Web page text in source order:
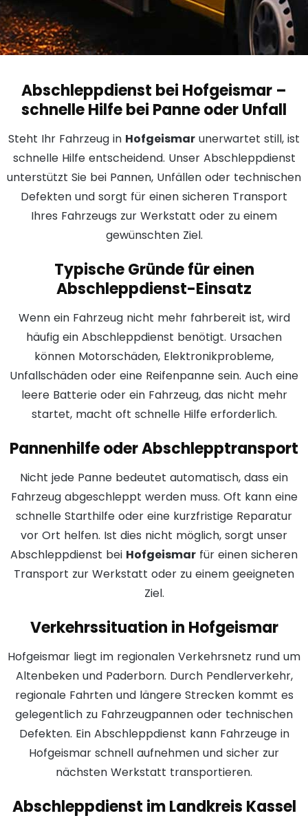
Abschleppdienst bei Hofgeismar –
schnelle Hilfe bei Panne oder Unfall
Steht Ihr Fahrzeug in Hofgeismar unerwartet still, ist
schnelle Hilfe entscheidend. Unser Abschleppdienst
unterstützt Sie bei Pannen, Unfällen oder technischen
Defekten und sorgt für einen sicheren Transport
Ihres Fahrzeugs zur Werkstatt oder zu einem
gewünschten Ziel.
Typische Gründe für einen
Abschleppdienst-Einsatz
Wenn ein Fahrzeug nicht mehr fahrbereit ist, wird
häufig ein Abschleppdienst benötigt. Ursachen
können Motorschäden, Elektronikprobleme,
Unfallschäden oder eine Reifenpanne sein. Auch eine
leere Batterie oder ein Fahrzeug, das nicht mehr
startet, macht oft schnelle Hilfe erforderlich.
Pannenhilfe oder Abschlepptransport
Nicht jede Panne bedeutet automatisch, dass ein
Fahrzeug abgeschleppt werden muss. Oft kann eine
schnelle Starthilfe oder eine kurzfristige Reparatur
vor Ort helfen. Ist dies nicht möglich, sorgt unser
Abschleppdienst bei Hofgeismar für einen sicheren
Transport zur Werkstatt oder zu einem geeigneten
Ziel.
Verkehrssituation in Hofgeismar
Hofgeismar liegt im regionalen Verkehrsnetz rund um
Altenbeken und Paderborn. Durch Pendlerverkehr,
regionale Fahrten und längere Strecken kommt es
gelegentlich zu Fahrzeugpannen oder technischen
Defekten. Ein Abschleppdienst kann Fahrzeuge in
Hofgeismar schnell aufnehmen und sicher zur
nächsten Werkstatt transportieren.
Abschleppdienst im Landkreis Kassel